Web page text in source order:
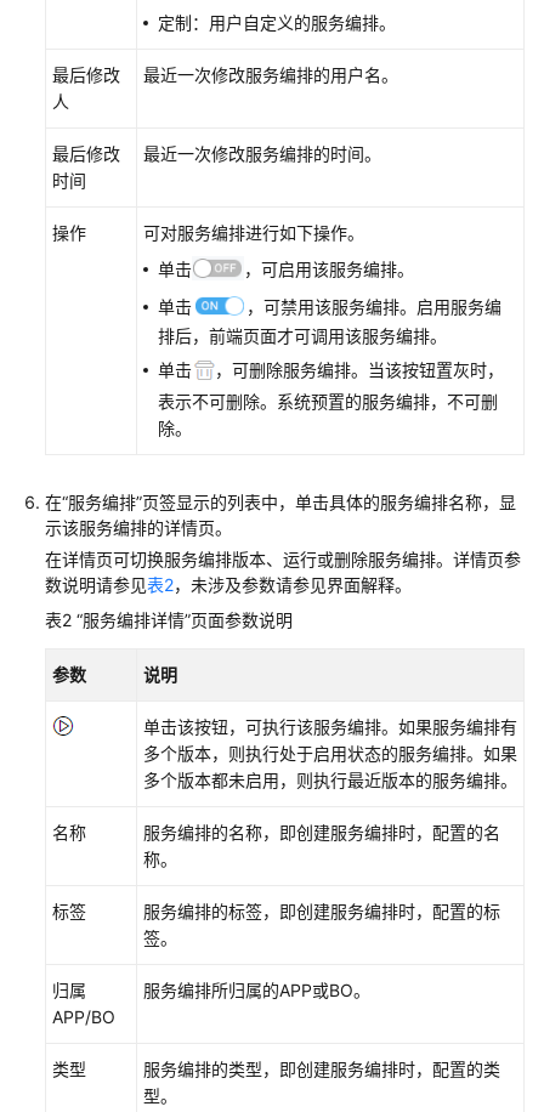
用
华
云
Astro
应
云
Astro
轻
应
用
例
授
使
添
为
云
轻
定制：用户自定义的服务编排。
最后修改
人
最近一次修改服务编排的用户名。
最后修改
时间
最近一次修改服务编排的时间。
操作
可对服务编排进行如下操作。
单击
，可启用该服务编排。
单击
，可禁用该服务编排。启用服务编
排后，前端页面才可调用该服务编排。
单击
，可删除服务编排。当该按钮置灰时，
表示不可删除。系统预置的服务编排，不可删
除。
在“服务编排”页签显示的列表中，单击具体的服务编排名称，显
示该服务编排的详情页。
在详情页可切换服务编排版本、运行或删除服务编排。详情页参
数说明请参见表2，未涉及参数请参见界面解释。
表2 “服务编排详情”页面参数说明
参数 说明
单击该按钮，可执行该服务编排。如果服务编排有
多个版本，则执行处于启用状态的服务编排。如果
多个版本都未启用，则执行最近版本的服务编排。
名称
服务编排的名称，即创建服务编排时，配置的名
称。
标签
服务编排的标签，即创建服务编排时，配置的标
签。
归属
APP/BO
服务编排所归属的APP或BO。
类型
服务编排的类型，即创建服务编排时，配置的类
型。